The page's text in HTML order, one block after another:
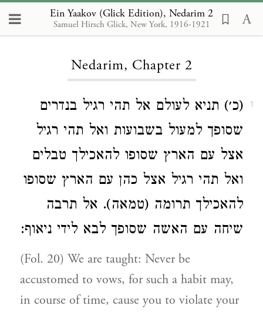
Ein Yaakov (Glick Edition), Nedarim 2
Samuel Hirsch Glick, New York, 1916-1921
Loading...
Nedarim, Chapter 2
1
(כ׳) תניא לעולם אל תהי רגיל בנדרים
שסופך למעול בשבועות ואל תהי רגיל
אצל עם הארץ שסופו להאכילך טבלים
ואל תהי רגיל אצל כהן עם הארץ שסופו
להאכילך תרומה (טמאה). אל תרבה
שיחה עם האשה שסופך לבא לידי ניאוף:
(Fol. 20) We are taught: Never be
accustomed to vows, for such a habit may,
in course of time, cause you to violate your